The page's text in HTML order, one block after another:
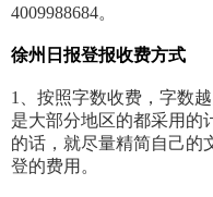
4009988684。
徐州日报登报收费方式
1、按照字数收费，字数
是大部分地区的都采用的
的话，就尽量精简自己的
登的费用。